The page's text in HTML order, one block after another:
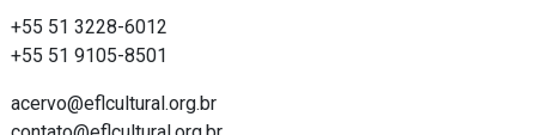
+55 51 3228-6012
+55 51 9105-8501
acervo@eflcultural.org.br